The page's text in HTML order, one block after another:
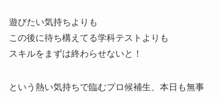
遊びたい気持ちよりも
この後に待ち構えてる学科テストよりも
スキルをまずは終わらせないと！
という熱い気持ちで臨むプロ候補生、本日も無事